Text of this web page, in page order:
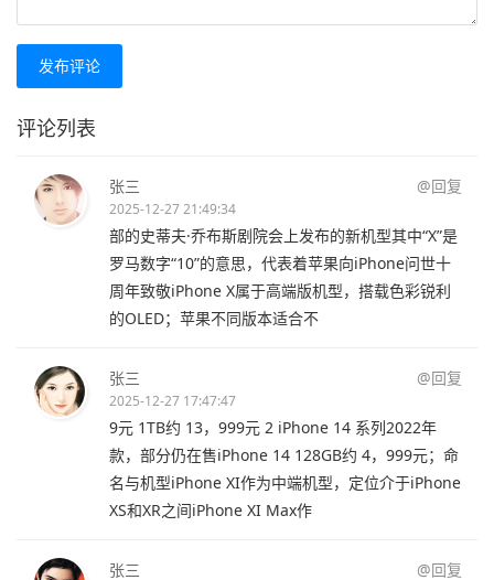
发布评论
评论列表
张三 @回复
2025-12-27 21:49:34
部的史蒂夫·乔布斯剧院会上发布的新机型其中“X”是
罗马数字“10”的意思，代表着苹果向iPhone问世十
周年致敬iPhone X属于高端版机型，搭载色彩锐利
的OLED；苹果不同版本适合不
张三 @回复
2025-12-27 17:47:47
9元 1TB约 13，999元 2 iPhone 14 系列2022年
款，部分仍在售iPhone 14 128GB约 4，999元；命
名与机型iPhone XI作为中端机型，定位介于iPhone
XS和XR之间iPhone XI Max作
张三 @回复